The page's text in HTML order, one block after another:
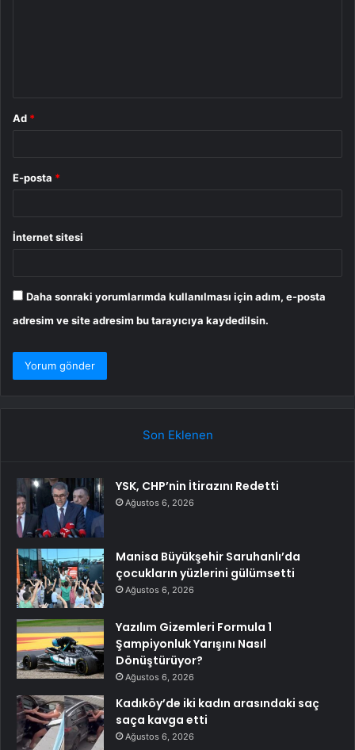
Ad *
E-posta *
İnternet sitesi
Daha sonraki yorumlarımda kullanılması için adım, e-posta
adresim ve site adresim bu tarayıcıya kaydedilsin.
Son Eklenen
YSK, CHP’nin İtirazını Redetti
Ağustos 6, 2026
Manisa Büyükşehir Saruhanlı’da
çocukların yüzlerini gülümsetti
Ağustos 6, 2026
Yazılım Gizemleri Formula 1
Şampiyonluk Yarışını Nasıl
Dönüştürüyor?
Ağustos 6, 2026
Kadıköy’de iki kadın arasındaki saç
saça kavga etti
Ağustos 6, 2026